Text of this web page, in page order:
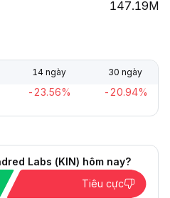
147.19M
14 ngày 30 ngày
-23.56% -20.94%
Labs (KIN) hôm nay?
Tiêu cực